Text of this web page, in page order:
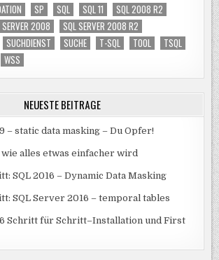
SP SQL SQL 11
SQL 2008 R2
SERVER 2008
SQL SERVER 2008 R2
SUCHDIENST SUCHE T-SQL TOOL
TSQL
WSS
NEUESTE BEITRÄGE
– static data masking – Du Opfer!
alles etwas einfacher wird
SQL 2016 – Dynamic Data Masking
SQL Server 2016 – temporal tables
Schritt für Schritt–Installation und First